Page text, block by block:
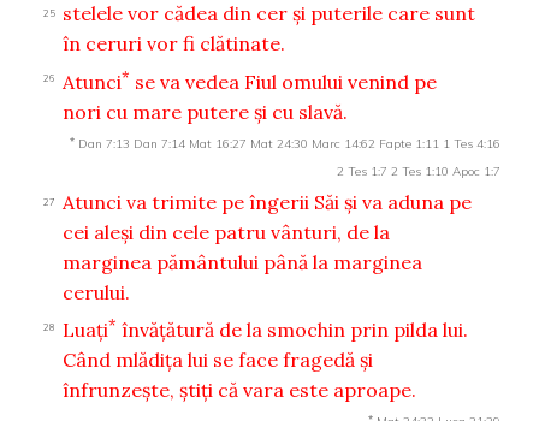
25
stelele vor cădea din cer şi puterile care sunt
în ceruri vor fi clătinate.
26 Atunci* se va vedea Fiul omului venind pe
nori cu mare putere şi cu slavă.
* Dan 7:13 Dan 7:14 Mat 16:27 Mat 24:30 Marc 14:62 Fapte 1:11 1 Tes 4:16
2 Tes 1:7 2 Tes 1:10 Apoc 1:7
27
Atunci va trimite pe îngerii Săi şi va aduna pe
cei aleşi din cele patru vânturi, de la
marginea pământului până la marginea
cerului.
28 Luaţi* învăţătură de la smochin prin pilda lui.
Când mlădiţa lui se face fragedă şi
înfrunzeşte, ştiţi că vara este aproape.
*